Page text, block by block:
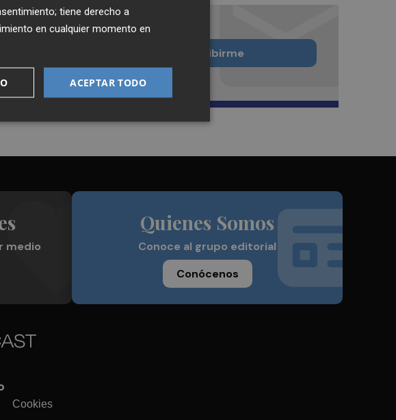
Quiero suscribirme
medio
Quienes Somos
Conoce al grupo editorial
Conócenos
Cookies
tiene derecho a
en cualquier momento en
ACEPTAR TODO